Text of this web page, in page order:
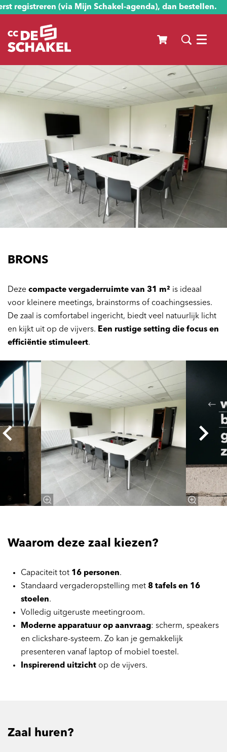
registreren (via Mijn Schakel-agenda), dan bestellen.
Menu
BRONS
Deze compacte vergaderruimte van 31 m² is ideaal
voor kleinere meetings, brainstorms of coachingsessies.
De zaal is comfortabel ingericht, biedt veel natuurlijk licht
en kijkt uit op de vijvers. Een rustige setting die focus en
efficiëntie stimuleert.
Overslaan
Waarom deze zaal kiezen?
Capaciteit tot 16 personen.
Standaard vergaderopstelling met 8 tafels en 16
stoelen.
Volledig uitgeruste meetingroom.
Moderne apparatuur op aanvraag: scherm, speakers
en clickshare-systeem. Zo kan je gemakkelijk
presenteren vanaf laptop of mobiel toestel.
Inspirerend uitzicht op de vijvers.
Zaal huren?